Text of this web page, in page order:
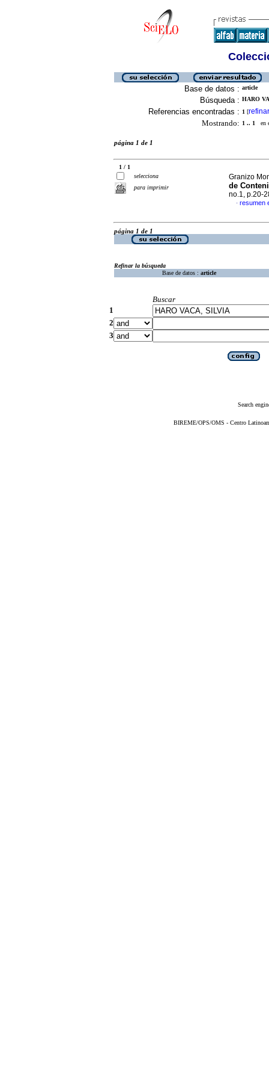
Base de datos : article
Búsqueda : HARO
Referencias encontradas : 1 [refinar
Mostrando: 1 .. 1 en
página 1 de 1
1 / 1
selecciona
para imprimir
Granizo
de
no.1, p.20-
· resumen
página 1 de 1
Refinar la búsqueda
Base de datos : article
Buscar
1
2
3
Search
BIREME/OPS/OMS - Centro